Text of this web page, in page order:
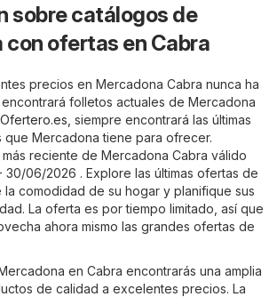
sobre catálogos de
con ofertas en Cabra
precios en Mercadona Cabra nunca ha
folletos actuales de Mercadona
, siempre encontrará las últimas
Mercadona tiene para ofrecer.
reciente de Mercadona Cabra válido
30/06/2026 . Explore las últimas ofertas de
comodidad de su hogar y planifique sus
La oferta es por tiempo limitado, así que
ahora mismo las grandes ofertas de
en Cabra encontrarás una amplia
de calidad a excelentes precios. La